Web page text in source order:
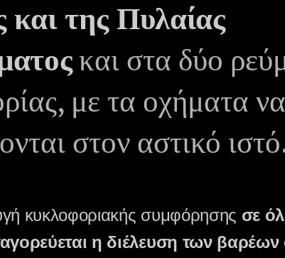
της Πυλαίας
και στα δύο
με τα οχήματα να
στον αστικό
κυκλοφοριακής συμφόρησης σε
η διέλευση των